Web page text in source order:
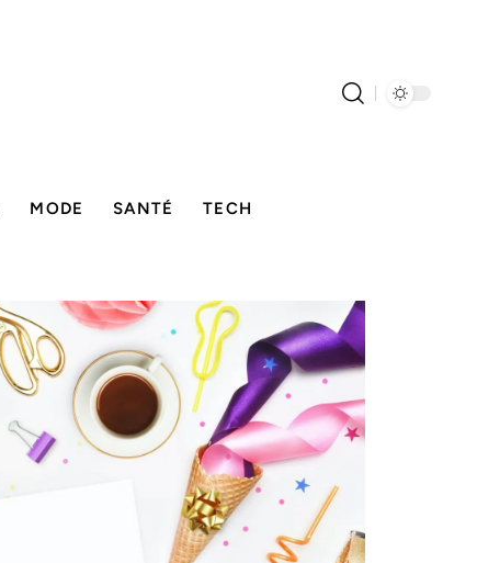
MODE SANTÉ TECH